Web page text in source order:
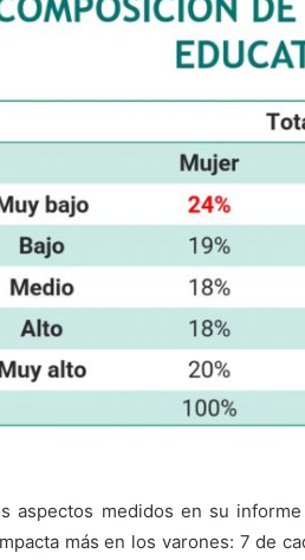
aspectos medidos en su
más en los varones: 7 de